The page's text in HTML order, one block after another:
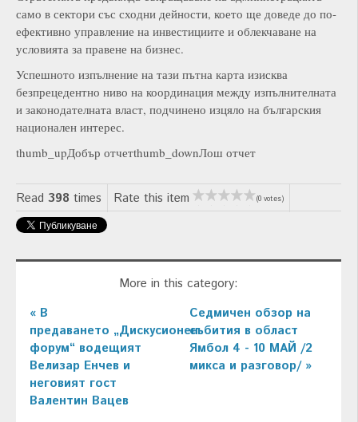
само в сектори със сходни дейности, което ще доведе до по-
ефективно управление на инвестициите и облекчаване на
условията за правене на бизнес.
Успешното изпълнение на тази пътна карта изисква
безпрецедентно ниво на координация между изпълнителната
и законодателната власт, подчинено изцяло на българския
национален интерес.
thumb_upДобър отчетthumb_downЛош отчет
Read 398 times Rate this item (0 votes)
More in this category:
« В
предаването „Дискусионен
форум“ водещият
Велизар Енчев и
неговият гост
Валентин Вацев
Седмичен обзор на
събития в област
Ямбол 4 - 10 МАЙ /2
микса и разговор/ »